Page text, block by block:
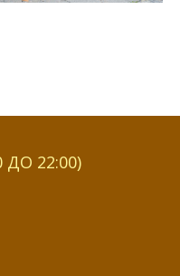
ДО 22:00)